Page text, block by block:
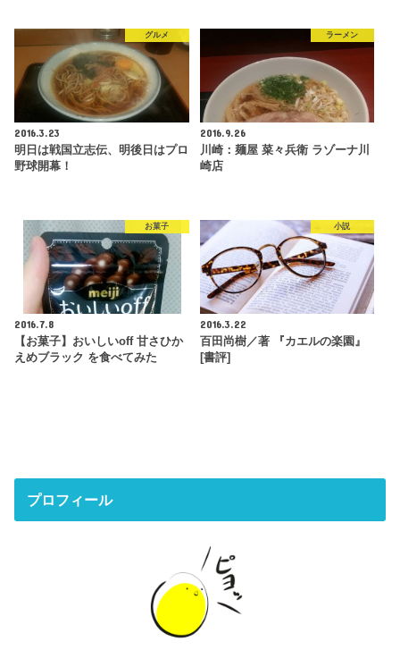
グルメ
2016.3.23
明日は戦国立志伝、明後日はプロ
野球開幕！
ラーメン
2016.9.26
川崎：麺屋 菜々兵衛 ラゾーナ川
崎店
お菓子
2016.7.8
【お菓子】おいしいoff 甘さひか
えめブラック を食べてみた
小説
2016.3.22
百田尚樹／著 『カエルの楽園』
[書評]
プロフィール